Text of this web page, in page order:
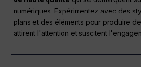
numériques. Expérimentez avec des
plans et des éléments pour produire
attirent l'attention et suscitent